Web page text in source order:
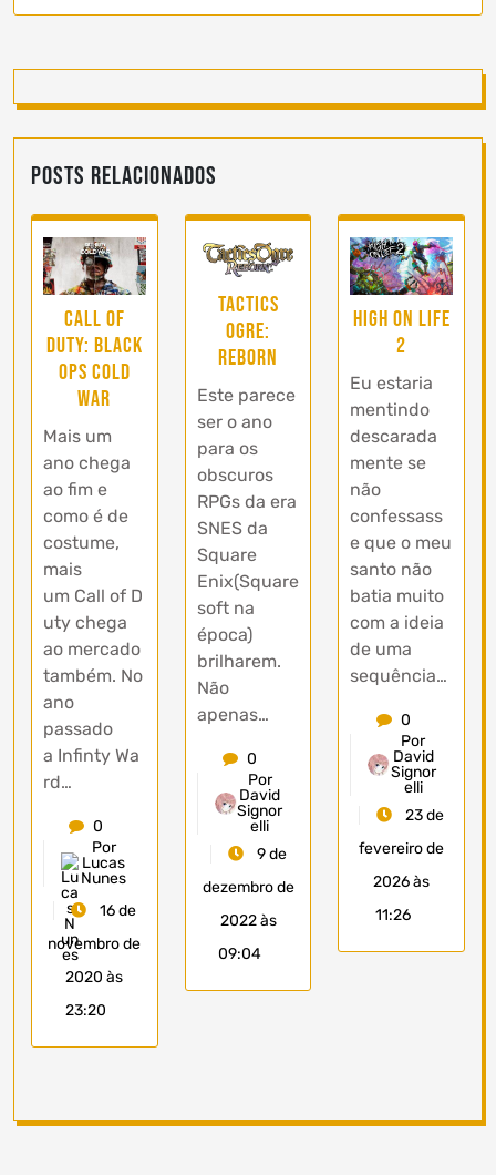
Posts Relacionados
Call of
Duty: Black
Ops Cold
War
Mais um
ano chega
ao fim e
como é de
costume,
mais
um Call of D
uty chega
ao mercado
também. No
ano
passado
a Infinty Wa
rd…
0
Por
Lucas
Nunes
16 de
novembro de
2020 às
23:20
Tactics
Ogre:
Reborn
Este parece
ser o ano
para os
obscuros
RPGs da era
SNES da
Square
Enix(Square
soft na
época)
brilharem.
Não
apenas…
0
Por
David
Signor
elli
9 de
dezembro de
2022 às
09:04
High on Life
2
Eu estaria
mentindo
descarada
mente se
não
confessass
e que o meu
santo não
batia muito
com a ideia
de uma
sequência…
0
Por
David
Signor
elli
23 de
fevereiro de
2026 às
11:26